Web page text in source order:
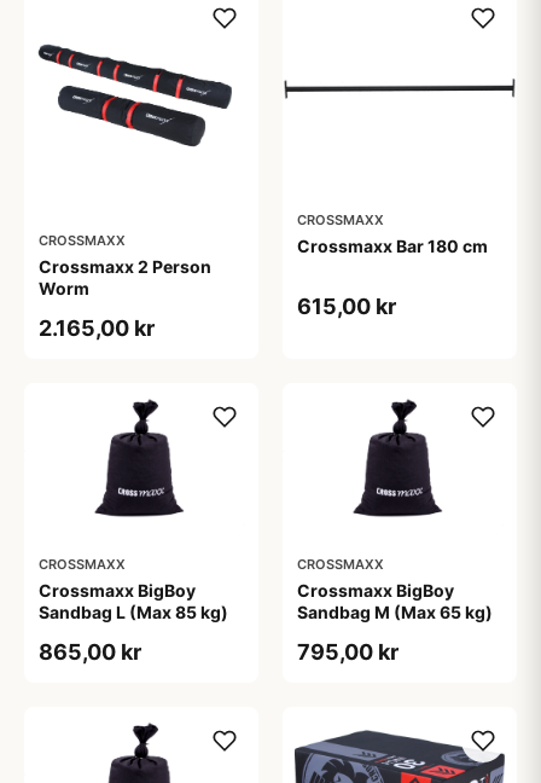
CROSSMAXX
Crossmaxx 2 Person
Worm
2.165,00 kr
CROSSMAXX
Crossmaxx Bar 180 cm
615,00 kr
CROSSMAXX
Crossmaxx BigBoy
Sandbag L (Max 85 kg)
865,00 kr
CROSSMAXX
Crossmaxx BigBoy
Sandbag M (Max 65 kg)
795,00 kr